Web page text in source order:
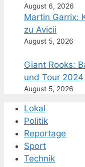
August 6, 2026
Martin Garrix:
zu Avicii
August 5, 2026
Giant Rooks:
und Tour 2024
August 5, 2026
Lokal
Politik
Reportage
Sport
Technik